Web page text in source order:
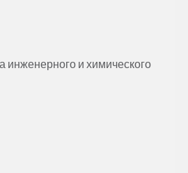
инженерного и химического